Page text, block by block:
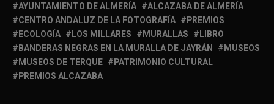
AYUNTAMIENTO DE ALMERÍA
ALCAZABA DE ALMERÍA
CENTRO ANDALUZ DE LA FOTOGRAFÍA
PREMIOS
ECOLOGÍA
LOS MILLARES MURALLAS
LIBRO
BANDERAS NEGRAS EN LA MURALLA DE JAYRÁN
MUSEOS
MUSEOS DE TERQUE
PATRIMONIO CULTURAL
PREMIOS ALCAZABA